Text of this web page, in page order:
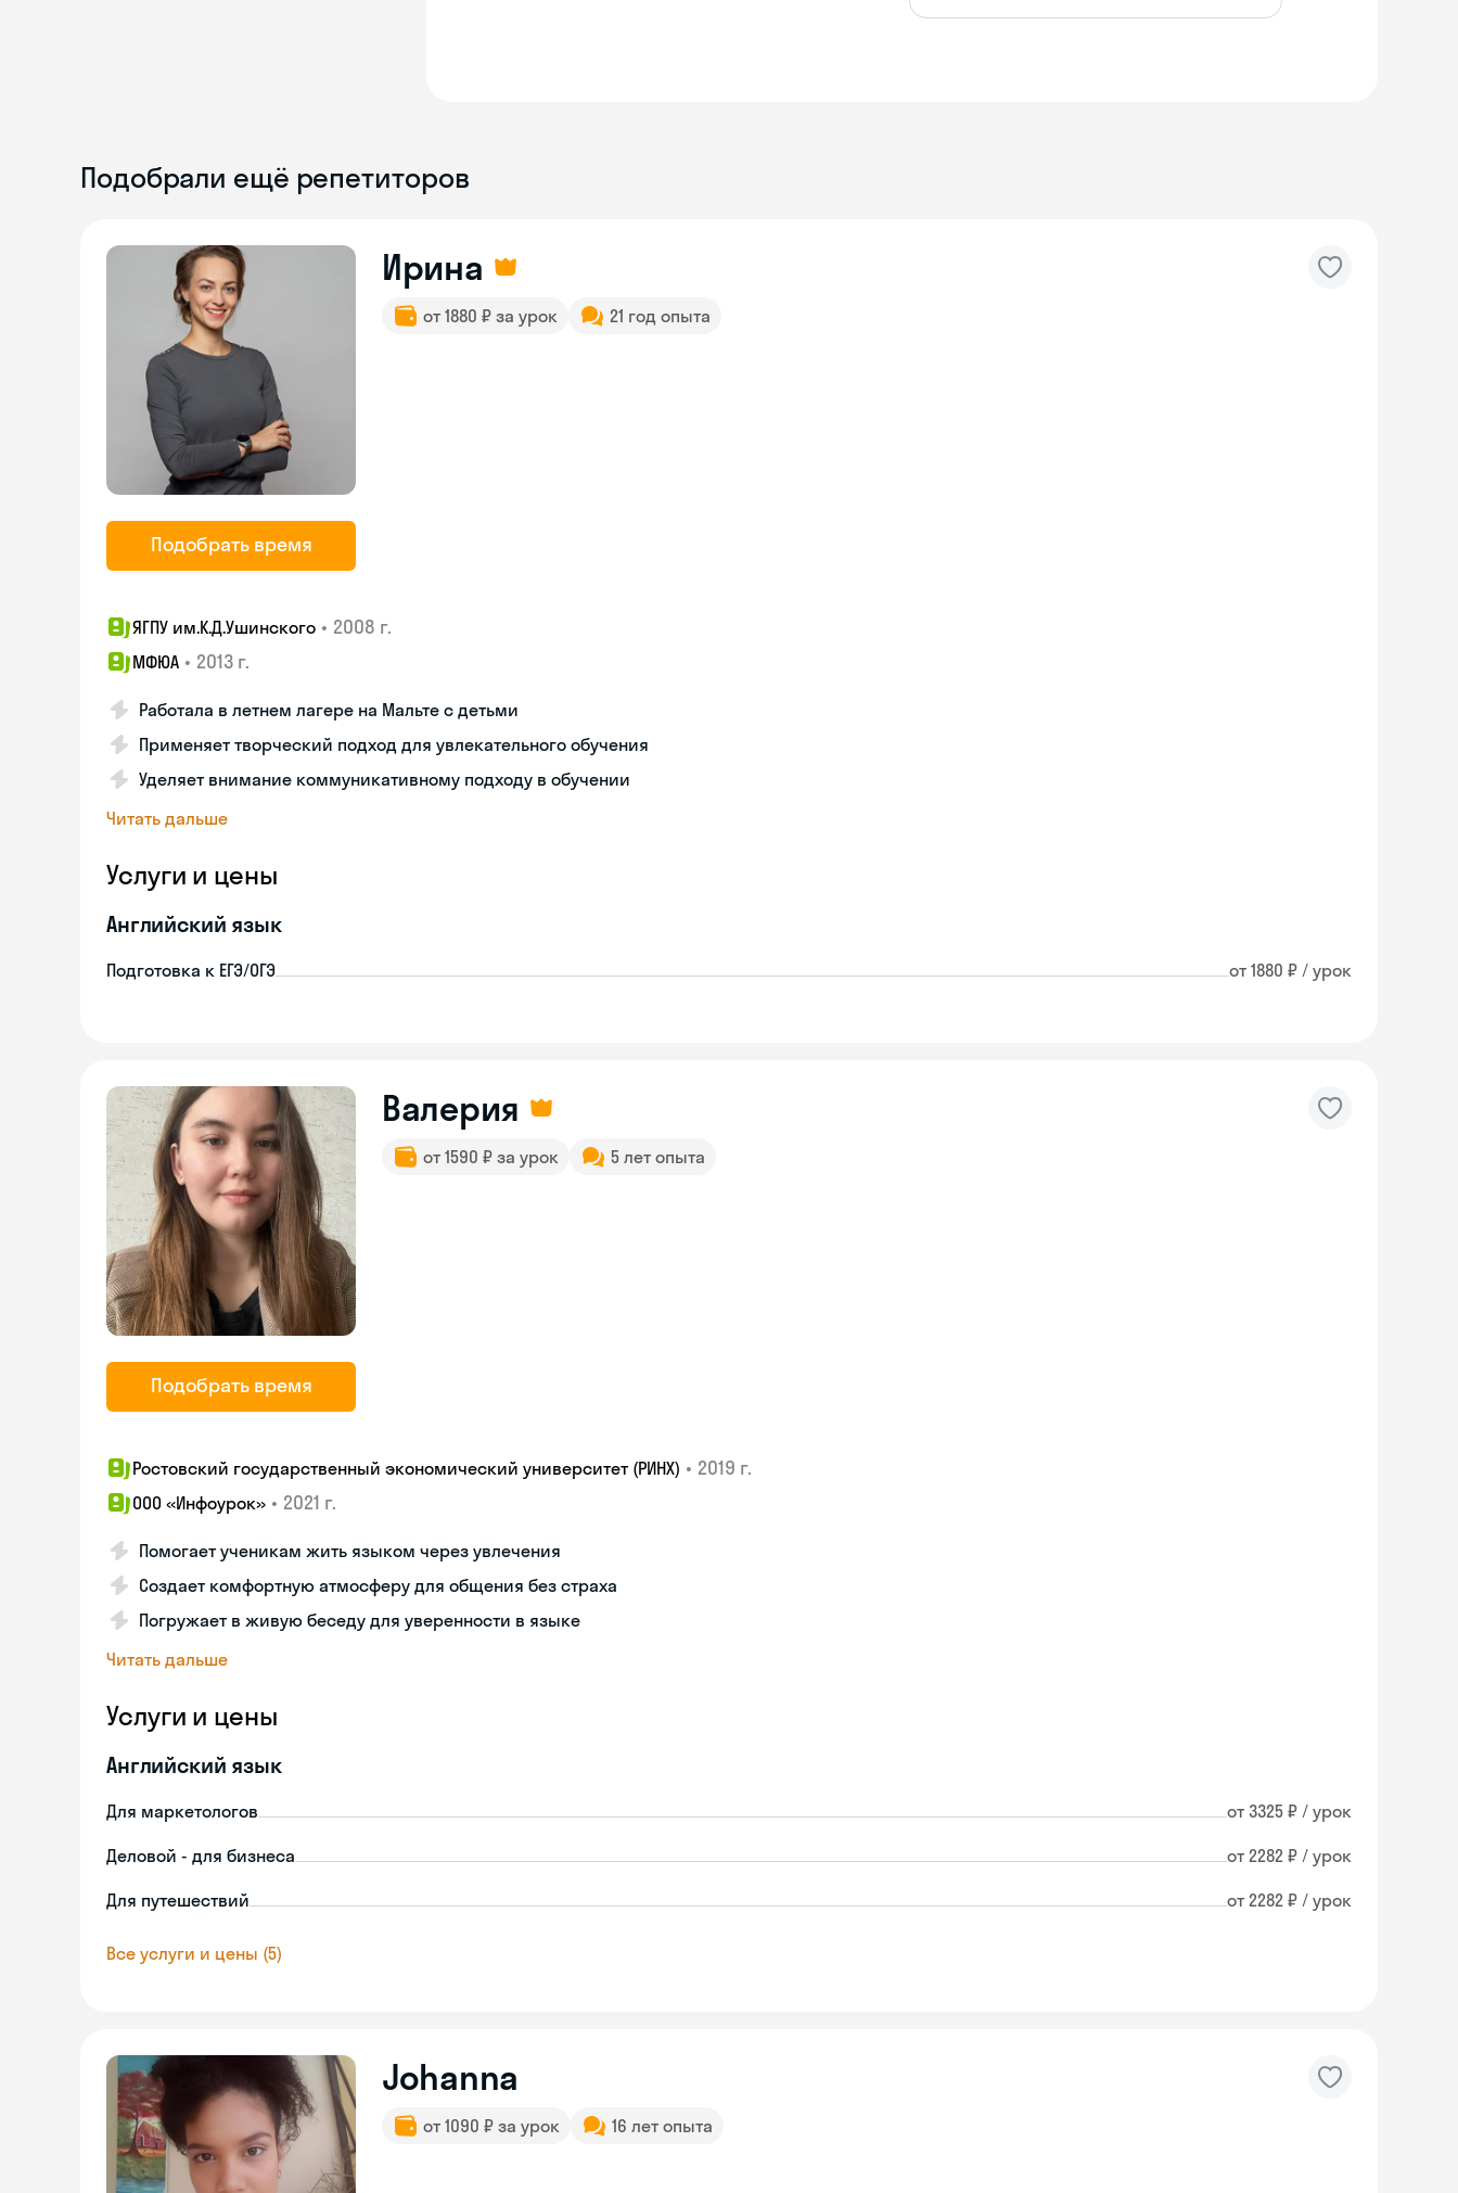
Подобрали ещё репетиторов
Подобрать время
Ирина
от 1880 ₽ за урок 21 год опыта
ЯГПУ им.К.Д.Ушинского • 2008 г.
МФЮА • 2013 г.
Работала в летнем лагере на Мальте с детьми
Применяет творческий подход для увлекательного обучения
Уделяет внимание коммуникативному подходу в обучении
Читать дальше
Услуги и цены
Английский язык
Подготовка к ЕГЭ/ОГЭ от 1880 ₽ / урок
Подобрать время
Валерия
от 1590 ₽ за урок 5 лет опыта
Ростовский государственный экономический университет (РИНХ) • 2019 г.
ООО «Инфоурок» • 2021 г.
Помогает ученикам жить языком через увлечения
Создает комфортную атмосферу для общения без страха
Погружает в живую беседу для уверенности в языке
Читать дальше
Услуги и цены
Английский язык
Для маркетологов от 3325 ₽ / урок
Деловой - для бизнеса от 2282 ₽ / урок
Для путешествий от 2282 ₽ / урок
Все услуги и цены (5)
Johanna
от 1090 ₽ за урок 16 лет опыта